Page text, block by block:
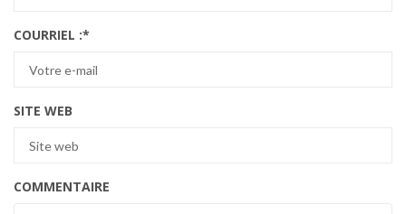
COURRIEL :*
SITE WEB
COMMENTAIRE